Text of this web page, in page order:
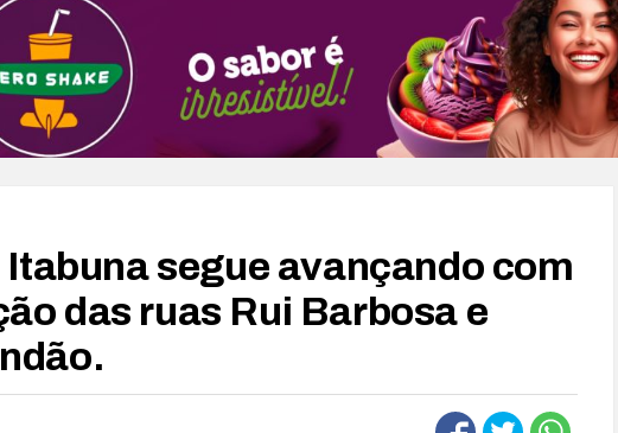
segue avançando com
das ruas Rui Barbosa e